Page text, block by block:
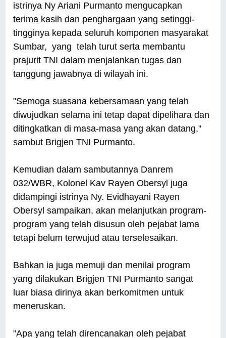
istrinya Ny Ariani Purmanto mengucapkan
terima kasih dan penghargaan yang setinggi-
tingginya kepada seluruh komponen masyarakat
Sumbar, yang telah turut serta membantu
prajurit TNI dalam menjalankan tugas dan
tanggung jawabnya di wilayah ini.
"Semoga suasana kebersamaan yang telah
diwujudkan selama ini tetap dapat dipelihara dan
ditingkatkan di masa-masa yang akan datang,"
sambut Brigjen TNI Purmanto.
Kemudian dalam sambutannya Danrem
032/WBR, Kolonel Kav Rayen Obersyl juga
didampingi istrinya Ny. Evidhayani Rayen
Obersyl sampaikan, akan melanjutkan program-
program yang telah disusun oleh pejabat lama
tetapi belum terwujud atau terselesaikan.
Bahkan ia juga memuji dan menilai program
yang dilakukan Brigjen TNI Purmanto sangat
luar biasa dirinya akan berkomitmen untuk
meneruskan.
"Apa yang telah direncanakan oleh pejabat